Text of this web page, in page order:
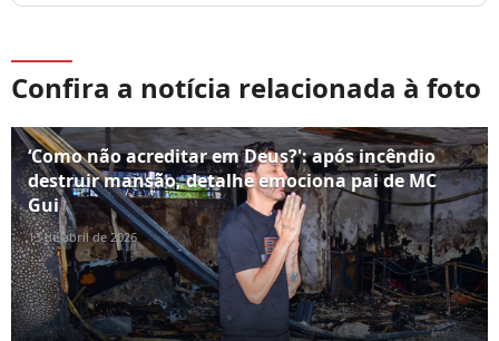
Confira a notícia relacionada à foto
‘Como não acreditar em Deus?': após incêndio
destruir mansão, detalhe emociona pai de MC
Gui
13 de abril de 2026